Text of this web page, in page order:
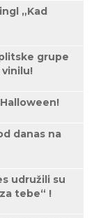
„Kad
grupe
danas na
udružili su
tebe“ !